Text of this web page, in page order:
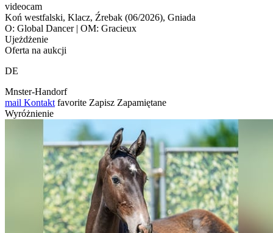
videocam
Koń westfalski, Klacz, Źrebak (06/2026), Gniada
O: Global Dancer | OM: Gracieux
Ujeżdżenie
Oferta na aukcji
DE
Mnster-Handorf
mail Kontakt favorite Zapisz Zapamiętane
Wyróżnienie